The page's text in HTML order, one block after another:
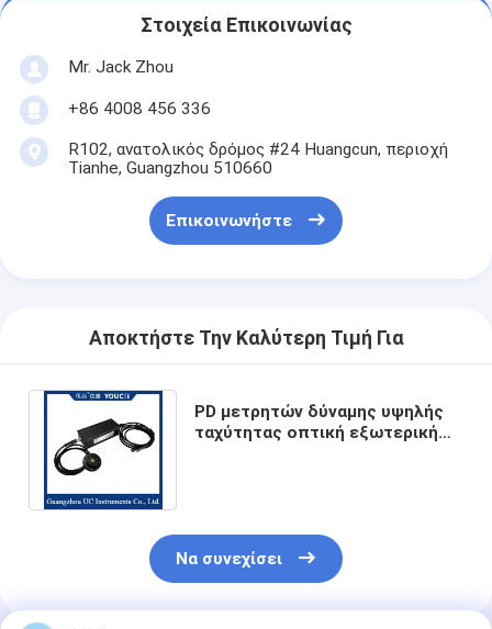
Στοιχεία Επικοινωνίας
Mr. Jack Zhou
+86 4008 456 336
R102, ανατολικός δρόμος #24 Huangcun, περιοχή
Tianhe, Guangzhou 510660
Επικοινωνήστε
Αποκτήστε Την Καλύτερη Τιμή Για
PD μετρητών δύναμης υψηλής
ταχύτητας οπτική εξωτερική
Να συνεχίσει